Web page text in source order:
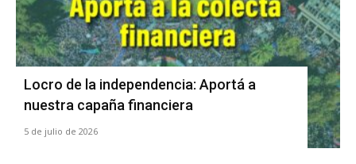
Locro de la independencia: Aportá a
nuestra capaña financiera
5 de julio de 2026